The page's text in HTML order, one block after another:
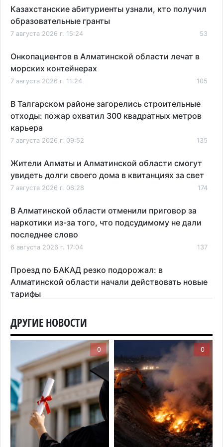
Казахстанские абитуриенты узнали, кто получил
образовательные гранты
7 августа 2026 г. 15:24 53
Онкопациентов в Алматинской области лечат в
морских контейнерах
7 августа 2026 г. 11:24 105
В Талгарском районе загорелись строительные
отходы: пожар охватил 300 квадратных метров
карьера
7 августа 2026 г. 09:52 135
Жители Алматы и Алматинской области смогут
увидеть долги своего дома в квитанциях за свет
7 августа 2026 г. 06:28 174
В Алматинской области отменили приговор за
наркотики из-за того, что подсудимому не дали
последнее слово
6 августа 2026 г. 17:04 137
Проезд по БАКАД резко подорожал: в
Алматинской области начали действовать новые
тарифы
Сильнейшие дзюдоисты мира приехали на
сборы в Алматинскую область
6 августа 2026 г. 12:12 149
Первый раз с ИИ в первый класс: казахстанских
первоклассников начнут учить искусственному
интеллекту
6 августа 2026 г. 10:47 149
Казахстанцы назвали доход, при котором не
ДРУГИЕ НОВОСТИ
0 0